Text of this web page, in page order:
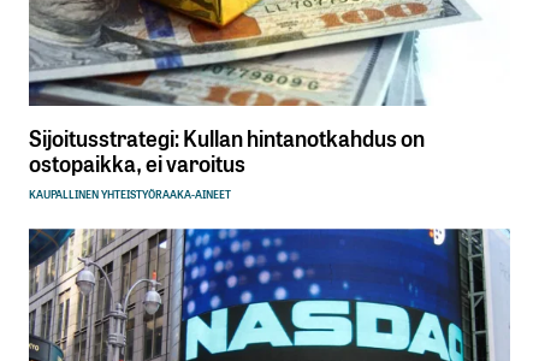
Sijoitusstrategi: Kullan hintanotkahdus on
ostopaikka, ei varoitus
KAUPALLINEN YHTEISTYÖRAAKA-AINEET